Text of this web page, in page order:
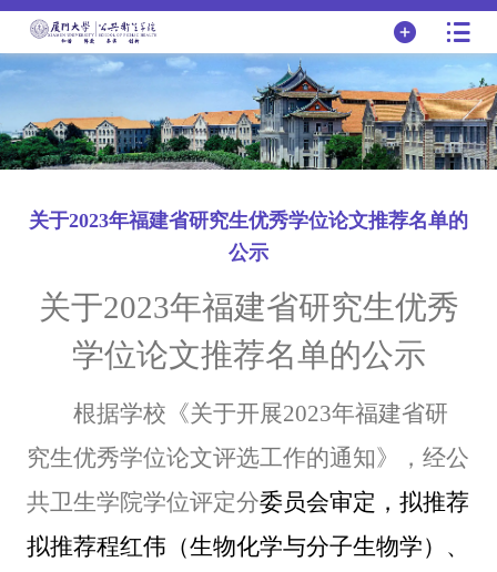
关于2023年福建省研究生优秀学位论文推荐名单的
公示
关于2023年福建省研究生优秀
学位论文推荐名单的公示
根据学校《关于开展2023年福建省研
究生优秀学位论文评选工作的通知》，经公
共卫生学院学位评定分委员会审定，拟推荐
拟推荐程红伟（生物化学与分子生物学）、